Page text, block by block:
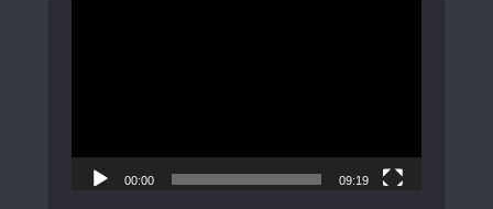
00:00 09:19